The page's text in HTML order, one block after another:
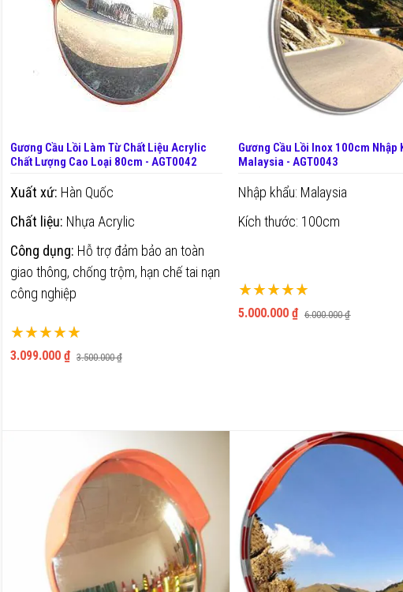
Gương Cầu Lồi Làm Từ Chất Liệu Acrylic
Chất Lượng Cao Loại 80cm - AGT0042
Xếp hạng:
100%
3.099.000 ₫ 3.500.000 ₫
Xuất xứ: Hàn Quốc
Chất liệu: Nhựa Acrylic
Công dụng: Hỗ trợ đảm bảo an toàn
giao thông, chống trộm, hạn chế tai nạn
công nghiệp
Gương Cầu Lồi Inox 100cm Nhập
Malaysia - AGT0043
Xếp hạng:
100%
5.000.000 ₫ 6.000.000 ₫
Nhập khẩu: Malaysia
Kích thước: 100cm